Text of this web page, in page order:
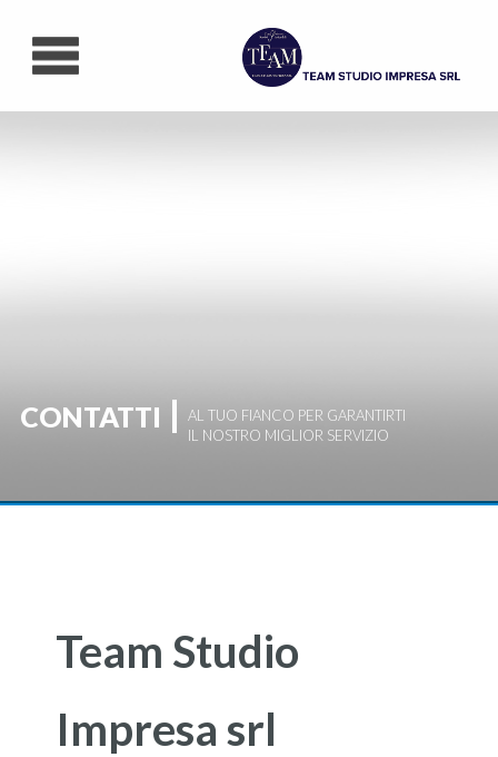
Lavora con noi
CONTATTI
AL TUO FIANCO PER GARANTIRTI
IL NOSTRO MIGLIOR SERVIZIO
Team Studio
Impresa srl